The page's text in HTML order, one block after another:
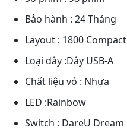
Bảo hành : 24 Tháng
Layout : 1800 Compact
Loại dây :Dây USB-A
Chất liệu vỏ : Nhựa
LED :Rainbow
Switch : DareU Dream